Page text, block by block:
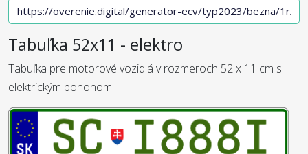
Tabuľka 52x11 - elektro
Tabuľka pre motorové vozidlá v rozmeroch 52 x 11 cm s
elektrickým pohonom.